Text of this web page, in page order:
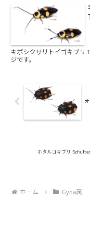
キボシクサリトイゴキブ
ジです。
ホタルゴキブリ
ホーム Gyna属